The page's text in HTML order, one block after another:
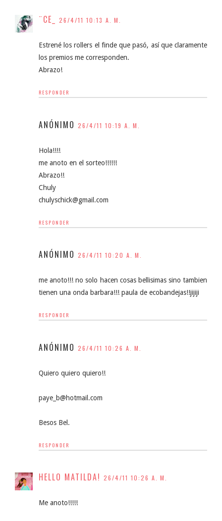
¨CE_ 26/4/11 10:13 A. M.
Estrené los rollers el finde que pasó, así que claramente
los premios me corresponden.
Abrazo!
RESPONDER
ANÓNIMO 26/4/11 10:19 A. M.
Hola!!!!
me anoto en el sorteo!!!!!!
Abrazo!!
Chuly
chulyschick@gmail.com
RESPONDER
ANÓNIMO 26/4/11 10:20 A. M.
me anoto!!! no solo hacen cosas bellisimas sino tambien
tienen una onda barbara!!! paula de ecobandejas!!jijiji
RESPONDER
ANÓNIMO 26/4/11 10:26 A. M.
Quiero quiero quiero!!
paye_b@hotmail.com
Besos Bel.
RESPONDER
HELLO MATILDA! 26/4/11 10:26 A. M.
Me anoto!!!!!